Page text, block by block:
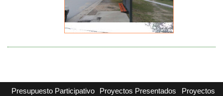
Presupuesto Participativo Proyectos Presentados
Proyectos